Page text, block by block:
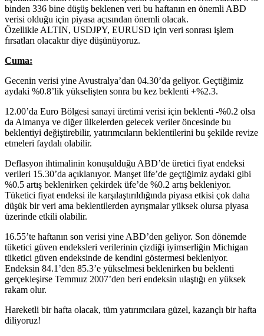
binden 336 bine düşüş beklenen veri bu haftanın en önemli ABD
verisi olduğu için piyasa açısından önemli olacak.
Özellikle ALTIN, USDJPY, EURUSD için veri sonrası işlem
fırsatları olacaktır diye düşünüyoruz.
Cuma:
Gecenin verisi yine Avustralya’dan 04.30’da geliyor. Geçtiğimiz
aydaki %0.8’lik yükselişten sonra bu kez beklenti +%2.3.
12.00’da Euro Bölgesi sanayi üretimi verisi için beklenti -%0.2 olsa
da Almanya ve diğer ülkelerden gelecek veriler öncesinde bu
beklentiyi değiştirebilir, yatırımcıların beklentilerini bu şekilde revize
etmeleri faydalı olabilir.
Deflasyon ihtimalinin konuşulduğu ABD’de üretici fiyat endeksi
verileri 15.30’da açıklanıyor. Manşet üfe’de geçtiğimiz aydaki gibi
%0.5 artış beklenirken çekirdek üfe’de %0.2 artış bekleniyor.
Tüketici fiyat endeksi ile karşılaştırıldığında piyasa etkisi çok daha
düşük bir veri ama beklentilerden ayrışmalar yüksek olursa piyasa
üzerinde etkili olabilir.
16.55’te haftanın son verisi yine ABD’den geliyor. Son dönemde
tüketici güven endeksleri verilerinin çizdiği iyimserliğin Michigan
tüketici güven endeksinde de kendini göstermesi bekleniyor.
Endeksin 84.1’den 85.3’e yükselmesi beklenirken bu beklenti
gerçekleşirse Temmuz 2007’den beri endeksin ulaştığı en yüksek
rakam olur.
Hareketli bir hafta olacak, tüm yatırımcılara güzel, kazançlı bir hafta
diliyoruz!